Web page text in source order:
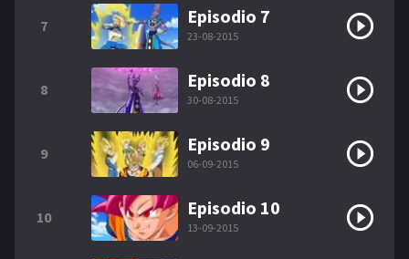
7 Episodio 7
23-08-2015
8 Episodio 8
30-08-2015
9 Episodio 9
06-09-2015
10 Episodio 10
13-09-2015